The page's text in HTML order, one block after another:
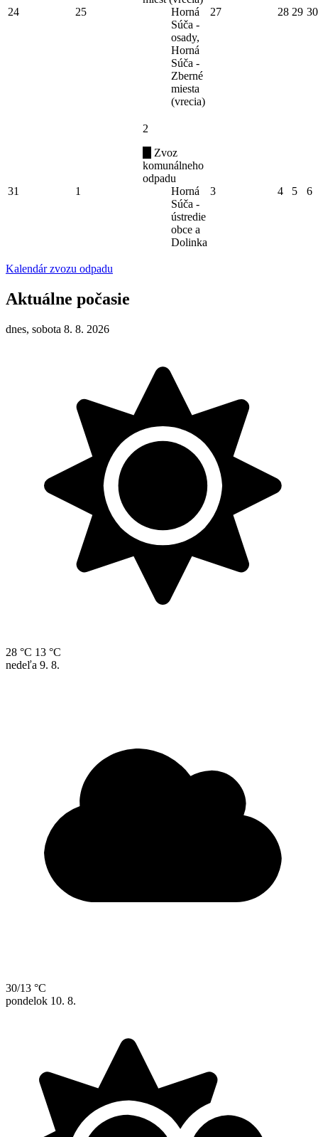
24 25
Horná
Súča -
osady,
Horná
Súča -
Zberné
miesta
(vrecia)
27 28 29 30
31 1
2
Zvoz
komunálneho
odpadu
Horná
Súča -
ústredie
obce a
Dolinka
3 4 5 6
Kalendár zvozu odpadu
Aktuálne počasie
dnes, sobota 8. 8. 2026
28 °C 13 °C
nedeľa 9. 8.
30/13 °C
pondelok 10. 8.